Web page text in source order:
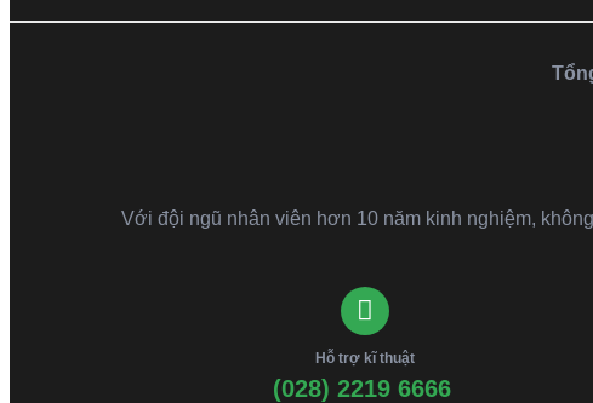
Với đội ngũ nhân viên hơn 10 năm kinh nghiệm,
Hỗ trợ kĩ thuật
(028) 2219 6666